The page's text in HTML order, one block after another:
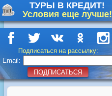
ТУРЫ В КРЕДИТ!
Условия еще лучше!
Подписаться на рассылку:
Email:
ПОДПИСАТЬСЯ